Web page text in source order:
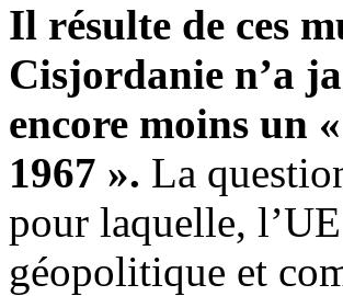
Il résulte de ces
Cisjordanie n’a
encore moins un
1967 ». La
pour laquelle,
géopolitique et